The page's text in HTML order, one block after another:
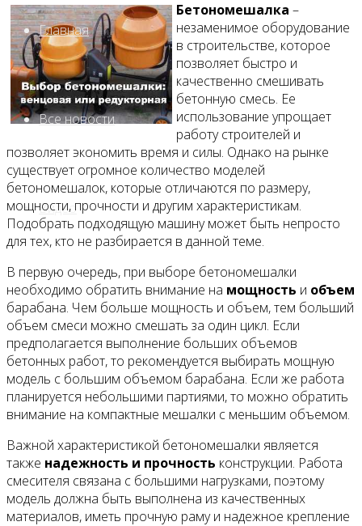
Главная
Все новости
Видео
Бетономешалка –
незаменимое оборудование
в строительстве, которое
позволяет быстро и
качественно смешивать
бетонную смесь. Ее
использование упрощает
работу строителей и
позволяет экономить время и силы. Однако на рынке
существует огромное количество моделей
бетономешалок, которые отличаются по размеру,
мощности, прочности и другим характеристикам.
Подобрать подходящую машину может быть непросто
для тех, кто не разбирается в данной теме.
В первую очередь, при выборе бетономешалки
необходимо обратить внимание на мощность и объем
барабана. Чем больше мощность и объем, тем больший
объем смеси можно смешать за один цикл. Если
предполагается выполнение больших объемов
бетонных работ, то рекомендуется выбирать мощную
модель с большим объемом барабана. Если же работа
планируется небольшими партиями, то можно обратить
внимание на компактные мешалки с меньшим объемом.
Важной характеристикой бетономешалки является
также надежность и прочность конструкции. Работа
смесителя связана с большими нагрузками, поэтому
модель должна быть выполнена из качественных
материалов, иметь прочную раму и надежное крепление